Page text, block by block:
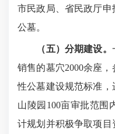
市民政局、省民政厅
公墓。
（五）分期建设。
销售的墓穴2000余座，
性公墓建设规范标准
山陵园 100亩审批范围
计规划并积极争取项